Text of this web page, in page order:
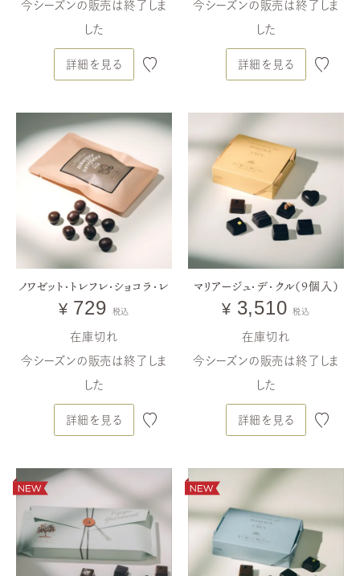
今シーズンの販売は終了しま
した
詳細を見る
今シーズンの販売は終了しま
した
詳細を見る
ノワゼット・トレフレ・ショコラ・レ
¥ 729 税込
在庫切れ
今シーズンの販売は終了しま
した
詳細を見る
マリアージュ・デ・クル（9個入）
¥ 3,510 税込
在庫切れ
今シーズンの販売は終了しま
した
詳細を見る